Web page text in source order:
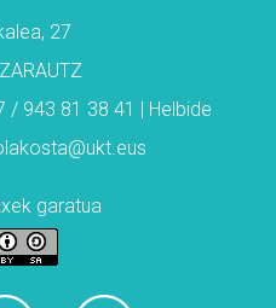
27
/ 943 81 38 41 | Helbide
garatua